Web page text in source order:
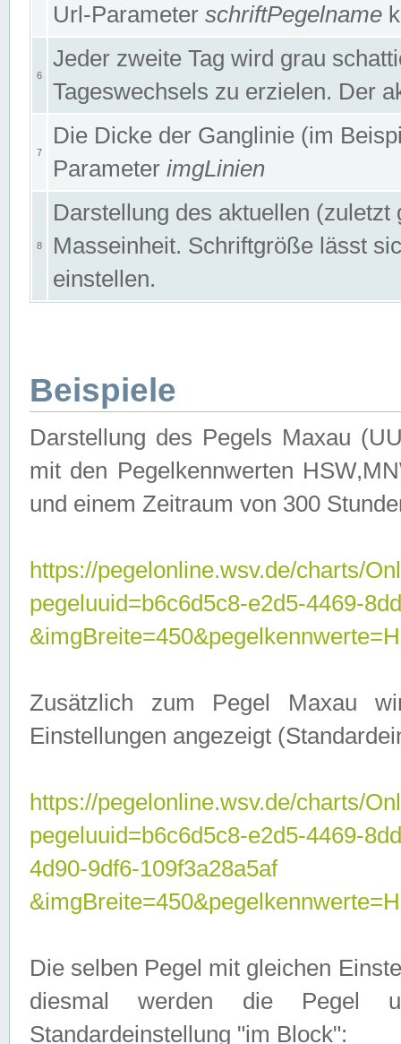
Url-Parameter schriftPegelname
6
Jeder zweite Tag wird grau
Tageswechsels zu erzielen. Der
7
Die Dicke der Ganglinie (im
Parameter imgLinien
8
Darstellung des aktuellen
Masseinheit. Schriftgröße lässt
einstellen.
Beispiele
Darstellung des Pegels Maxau
mit den Pegelkennwerten
und einem Zeitraum von 300
https://pegelonline.wsv.de/charts/
pegeluuid=b6c6d5c8-e2d5-4469-
Zusätzlich zum Pegel Maxau
Einstellungen angezeigt
https://pegelonline.wsv.de/charts/
pegeluuid=b6c6d5c8-e2d5-4469-
4d90-9df6-109f3a28a5af
Die selben Pegel mit gleichen
diesmal werden die Pegel
Standardeinstellung "im Block":